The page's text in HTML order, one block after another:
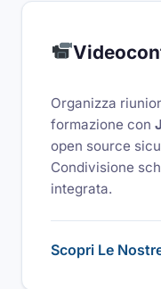
Organizza
formazione con
open source
Condivisione
integrata.
Scopri Le